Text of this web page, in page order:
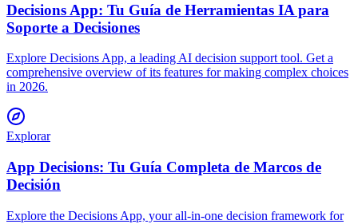
Decisions App: Tu Guía de Herramientas IA para
Soporte a Decisiones
Explore Decisions App, a leading AI decision support tool. Get a
comprehensive overview of its features for making complex choices
in 2026.
Explorar
App Decisions: Tu Guía Completa de Marcos de
Decisión
Explore the Decisions App, your all-in-one decision framework for